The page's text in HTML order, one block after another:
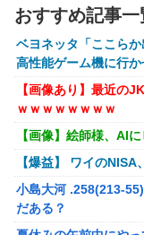
った作品
かるの？」
【放送事故】フ
番組ｗｗｗｗ
【悲報】坂口杏
【画像】女性、
受けた結果 →
「テイルズオブ
決定！最新の「
おすすめ記事
ベヨネッタ「ここら
高性能ゲーム機に行か
【画像あり】最近の
ｗｗｗｗｗｗｗｗ
【画像】絵師様、AI
【爆益】 ワイの
小島大河 .258(213-
だある？